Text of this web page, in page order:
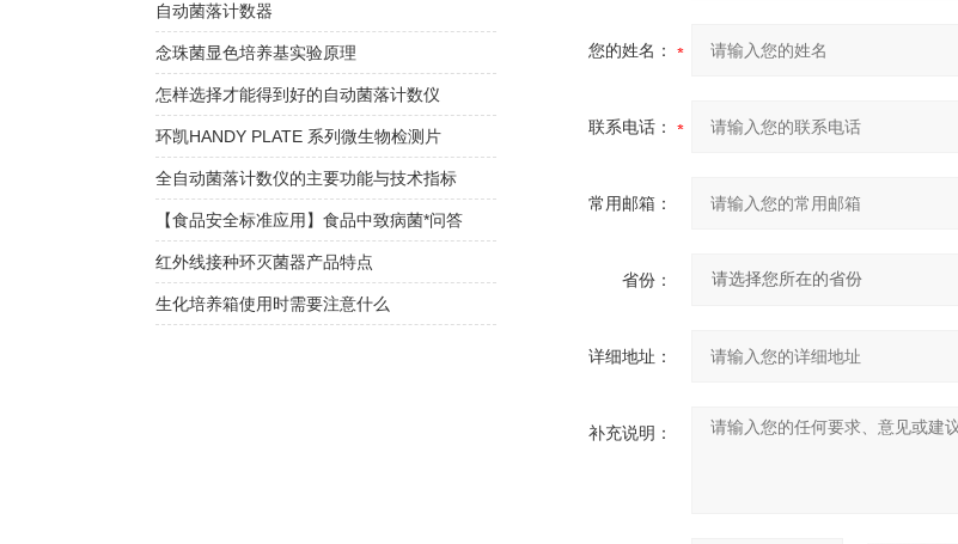
您的姓名：
联系电话：
常用邮箱：
省份：
详细地址：
补充说明：
自动菌落计数器
念珠菌显色培养基实验原理
怎样选择才能得到好的自动菌落计数仪
环凯HANDY PLATE 系列微生物检测片
全自动菌落计数仪的主要功能与技术指标
【食品安全标准应用】食品中致病菌*问答
红外线接种环灭菌器产品特点
生化培养箱使用时需要注意什么